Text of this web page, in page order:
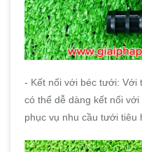
- Kết nối với béc tưới: Với
có thể dễ dàng kết nối
phục vụ nhu cầu tưới tiêu